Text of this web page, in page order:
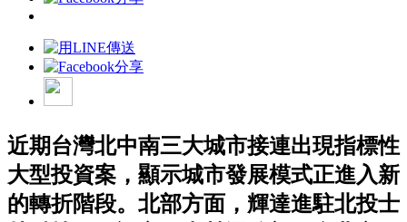
近期台灣北中南三大城市接連出現指標性
大型投資案，顯示城市發展模式正進入新
的轉折階段。北部方面，輝達進駐北投士